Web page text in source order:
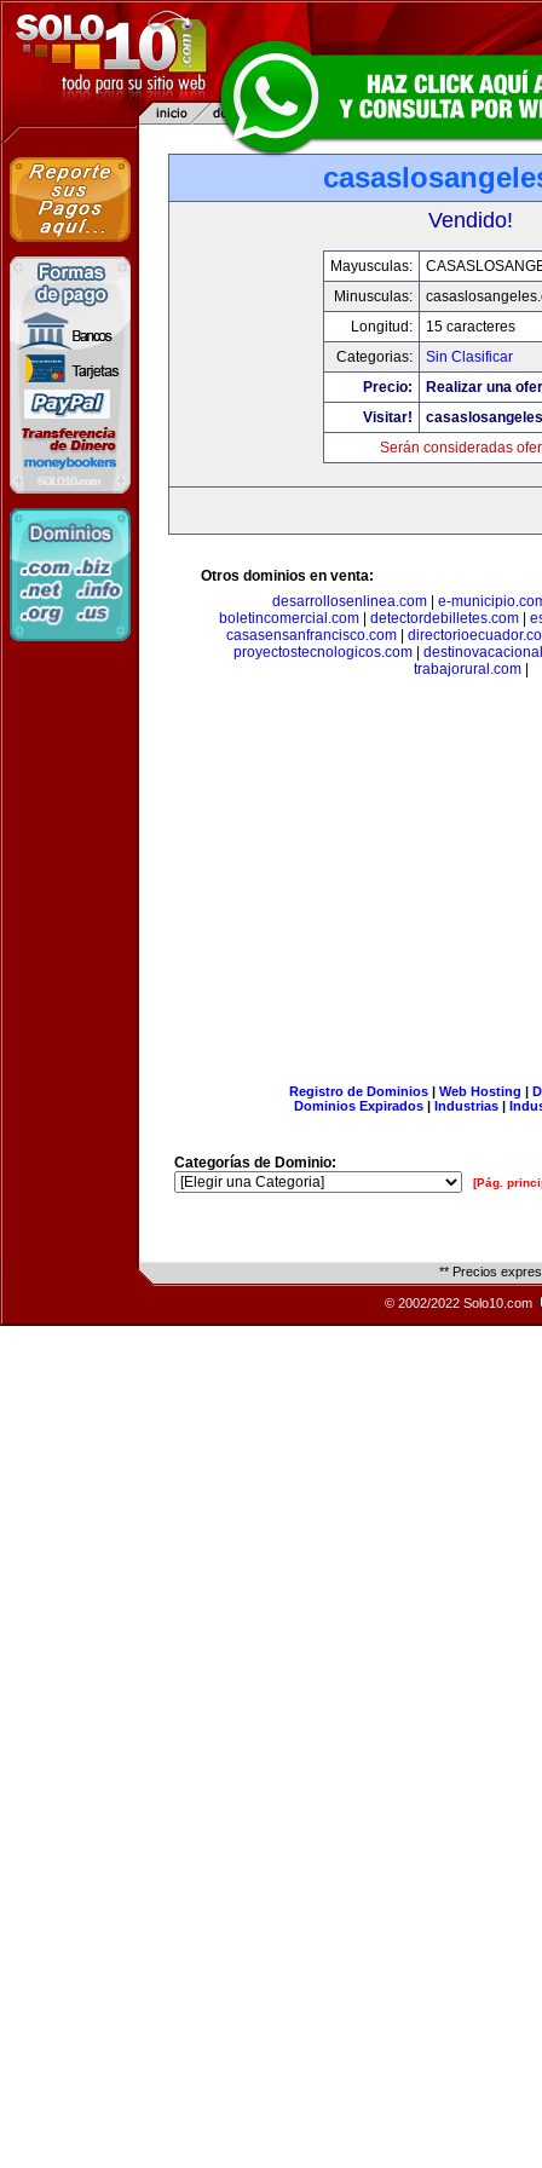
Vendido!
Mayusculas:
Minusculas:
Longitud:
15 caracteres
Categorias:
Sin Clasificar
Precio:
Realizar una
Visitar!
Serán consideradas
Otros dominios en venta:
desarrollosenlinea.com
e-
boletincomercial.com
detectordebilletes.com
casasensanfrancisco.com|
proyectostecnologicos.com|
trabajorural.com|
Registro de Dominios| Web Hosting |
Dominios Expirados | Industrias |
Categorías de Dominio:
[Pág.
** Precios
© 2002/2022 Solo10.com